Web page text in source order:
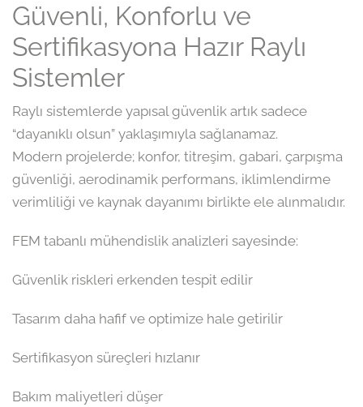
Güvenli, Konforlu ve
Sertifikasyona Hazır Raylı
Sistemler
Raylı sistemlerde yapısal güvenlik artık sadece
“dayanıklı olsun” yaklaşımıyla sağlanamaz.
Modern projelerde; konfor, titreşim, gabari, çarpışma
güvenliği, aerodinamik performans, iklimlendirme
verimliliği ve kaynak dayanımı birlikte ele alınmalıdır.
FEM tabanlı mühendislik analizleri sayesinde:
Güvenlik riskleri erkenden tespit edilir
Tasarım daha hafif ve optimize hale getirilir
Sertifikasyon süreçleri hızlanır
Bakım maliyetleri düşer